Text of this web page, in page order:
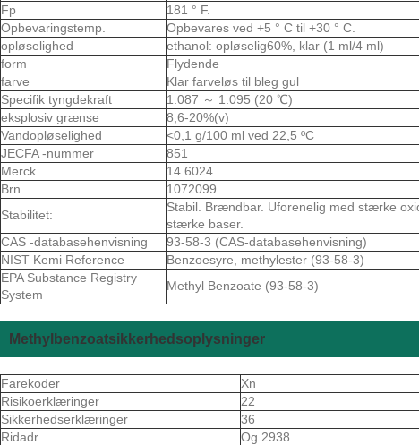
Fp
181 ° F.
Opbevaringstemp.
Opbevares ved +5 ° C til +30 ° C.
opløselighed
ethanol: opløselig60%, klar (1 ml/4 ml)
form
Flydende
farve
Klar farveløs til bleg gul
Specifik tyngdekraft
1.087 ～ 1.095 (20 ℃)
eksplosiv grænse
8,6-20%(v)
Vandopløselighed
<0,1 g/100 ml ved 22,5 ºC
JECFA -nummer
851
Merck
14.6024
Brn
1072099
Stabilitet:
Stabil. Brændbar. Uforenelig med stærke
stærke baser.
CAS -databasehenvisning
93-58-3 (CAS-databasehenvisning)
NIST Kemi Reference
Benzoesyre, methylester (93-58-3)
EPA Substance Registry
System
Methyl Benzoate (93-58-3)
Methylbenzoatsikkerhedsoplysninger
Farekoder
Xn
Risikoerklæringer
22
Sikkerhedserklæringer
36
Ridadr
Og 2938